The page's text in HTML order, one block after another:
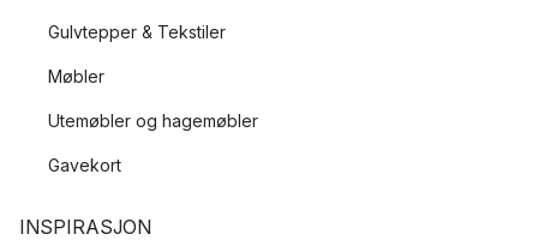
Gulvtepper & Tekstiler
Møbler
Utemøbler og hagemøbler
Gavekort
INSPIRASJON